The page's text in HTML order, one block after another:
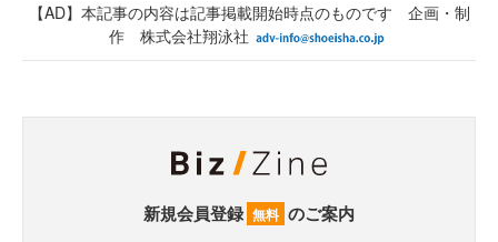
【AD】本記事の内容は記事掲載開始時点のものです 企画・制
作 株式会社翔泳社
新規会員登録 無料 のご案内